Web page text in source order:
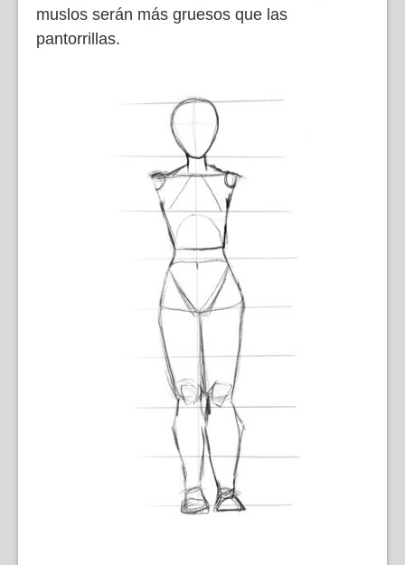
muslos serán más gruesos que las
pantorrillas.